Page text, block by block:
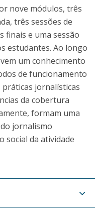
nove módulos, três
três sessões de
finais e uma sessão
estudantes. Ao longo
um conhecimento
de funcionamento
práticas jornalísticas
da cobertura
formam uma
jornalismo
social da atividade